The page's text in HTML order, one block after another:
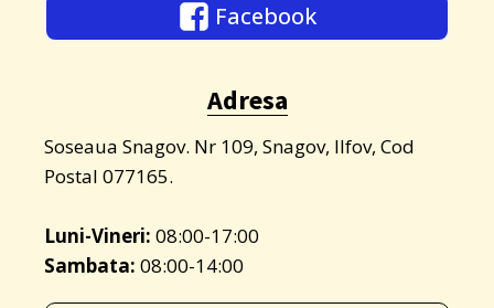
Facebook
Adresa
Soseaua Snagov. Nr 109, Snagov, Ilfov, Cod
Postal 077165.
Luni-Vineri: 08:00-17:00
Sambata: 08:00-14:00